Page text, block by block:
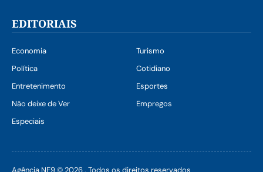
EDITORIAIS
Economia
Turismo
Política
Cotidiano
Entretenimento
Esportes
Não deixe de Ver
Empregos
Especiais
Agência NE9 © 2026 . Todos os direitos reservados